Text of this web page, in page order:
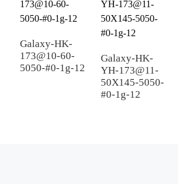
Galaxy-HK-
173@10-60-
5050-#0-1g-12
Galaxy-HK-
YH-173@11-
50X145-5050-
#0-1g-12